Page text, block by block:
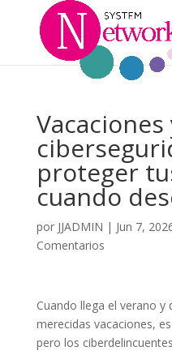
Vacaciones
proteger
cuando
por JJADMIN | Jun 7,
Comentarios
Cuando llega el verano
merecidas vacaciones,
pero los